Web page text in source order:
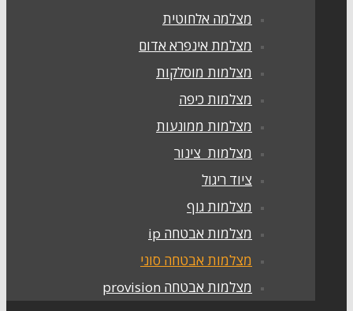
מצלמה אלחוטית
מצלמת אינפרא אדום
מצלמות מוסלקות
מצלמות כיפה
מצלמות ממונעות
מצלמות צינור
ציוד ריגול
מצלמות גוף
מצלמות אבטחה ip
מצלמות אבטחה סוני
מצלמות אבטחה provision